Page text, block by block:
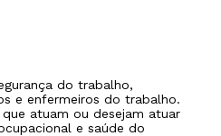
do trabalho,
e enfermeiros do trabalho.
atuam ou desejam atuar
e saúde do